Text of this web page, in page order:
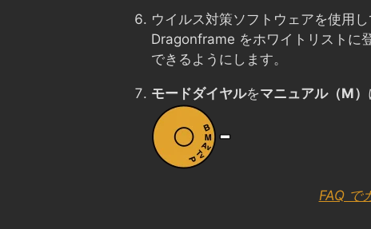
ウイルス対策ソフトウェアを使用し
Dragonframe をホワイトリストに
できるようにします。
モードダイヤルをマニュアル（M）
FAQ で